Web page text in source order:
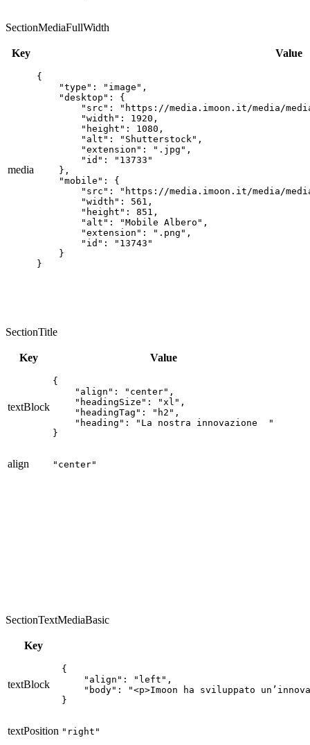
SectionMediaFullWidth
Key Value
media
{
    "type": "image",
    "desktop": {
"src": "https://media.imoon.it/media/
        "width": 1920,
        "height": 1080,
        "alt": "Shutterstock",
        "extension": ".jpg",
        "id": "13733"
    },
    "mobile": {
"src": "https://media.imoon.it/media/
        "width": 561,
        "height": 851,
        "alt": "Mobile Albero",
        "extension": ".png",
        "id": "13743"
    }
}
SectionTitle
Key Value
textBlock
{
    "align": "center",
    "headingSize": "xl",
    "headingTag": "h2",
    "heading": "La nostra innovazione  "
}
align "center"
operativa e appeal estetico
SectionTextMediaBasic
Key
textBlock
{
    "align": "left",
"body": "<p>Imoon ha sviluppato
}
textPosition "right"